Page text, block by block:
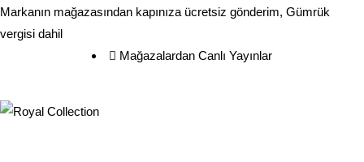
Markanın mağazasından kapınıza ücretsiz gönderim, Gümrük
vergisi dahil
Mağazalardan Canlı Yayınlar